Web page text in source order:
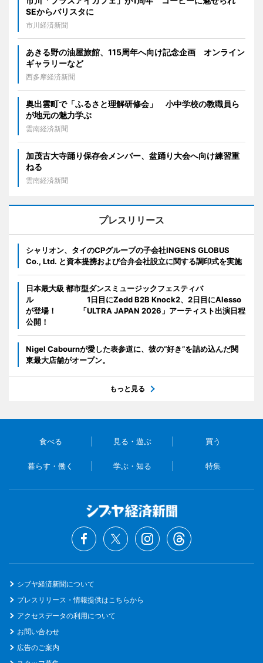
SEからバリスタに
市川経済新聞
あきる野の油屋旅館、115周年へ向け記念企画 オンライン
ギャラリーなど
西多摩経済新聞
奥出雲町で「ふるさと理解研修会」 小中学校の教職員ら
が地元の魅力学ぶ
雲南経済新聞
加茂古大寺踊り保存会メンバー、盆踊り大会へ向け練習重
ねる
雲南経済新聞
プレスリリース
シャリオン、タイのCPグループの子会社INGENS GLOBUS
Co., Ltd. と資本提携および合弁会社設立に関する調印式を実施
日本最大級 都市型ダンスミュージックフェスティバ
ル 1日目にZedd B2B Knock2、2日目にAlesso
が登場！ 「ULTRA JAPAN 2026」アーティスト出演日程
公開！
Nigel Cabournが愛した表参道に、彼の“好き”を詰め込んだ関
東最大店舗がオープン。
もっと見る
食べる 見る・遊ぶ 買う
暮らす・働く 学ぶ・知る 特集
シブヤ経済新聞について
プレスリリース・情報提供はこちらから
アクセスデータの利用について
お問い合わせ
広告のご案内